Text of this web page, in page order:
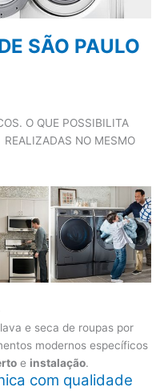
SÃO PAULO
O QUE POSSIBILITA
REALIZADAS NO MESMO
e seca de roupas por
modernos específicos
e instalação.
com qualidade